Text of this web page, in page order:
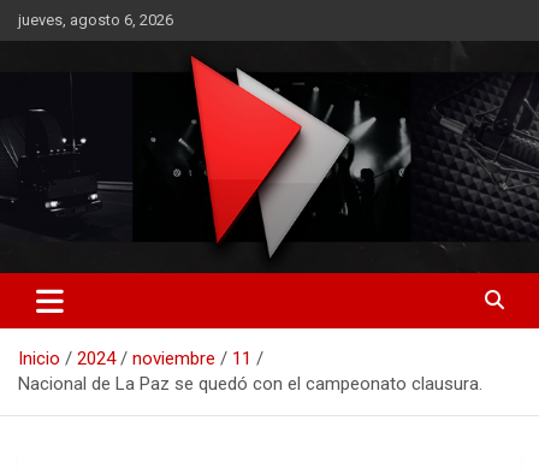
Saltar
al
jueves, agosto 6, 2026
RO CONTENIDOS
Inicio 2024 noviembre
11
Nacional de La Paz se quedó con el campeonato clausura.